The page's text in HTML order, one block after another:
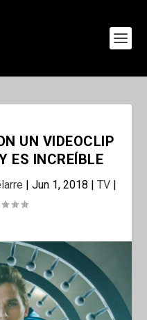
UN VIDEOCLIP
ES INCREÍBLE
| Jun 1, 2018 | TV|